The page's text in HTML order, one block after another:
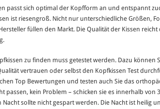
passt sich optimal der Kopfform an und entspannt
ist riesengroß. Nicht nur unterschiedliche Größen,
füllen den Markt. Die Qualität der Kissen
zu finden muss getestet werden. Dazu können
vertrauen oder selbst den Kopfkissen Test
Top Bewertungen und testen auch Sie das
passen, kein Problem – schicken sie es innerhalb von
sollte nicht gespart werden. Die Nacht ist heilig